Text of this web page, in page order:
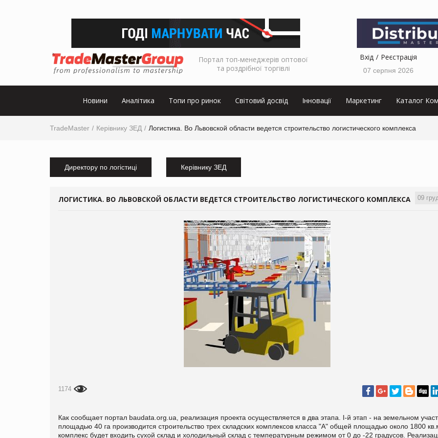
Портал топ-менеджерів оптової
та роздрібної торгівлі
Вхід Реєстрація
07 серпня 2026
Новини Аналітика Топи про ринок Світовий досвід Інновації Маркетинг Каталог
TradeMaster Керівнику ЗЕД Логистика. Во Львовской области ведется строительство логистического комплекса
Директору по логістиці Керівнику ЗЕД
09
ЛОГИСТИКА. ВО ЛЬВОВСКОЙ ОБЛАСТИ ВЕДЕТСЯ СТРОИТЕЛЬСТВО ЛОГИСТИЧЕСКОГО КОМПЛЕКСА
1174
Как сообщает портал baudata.org.ua, реализация проекта осуществляется в два этапа. I-й этап - на земельном
площадью 40 га производится строительство трех складских комплексов класса "А" общей площадью около 1800
комплекс будет входить сухой склад и холодильный склад с температурным режимом от 0 до -22 градусов.